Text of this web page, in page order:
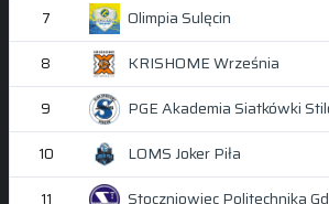
7 Olimpia Sulęcin
8 KRISHOME Września
9 PGE Akademia Siatkówki
10 LOMS Joker Piła
11 Stoczniowiec Politechnika